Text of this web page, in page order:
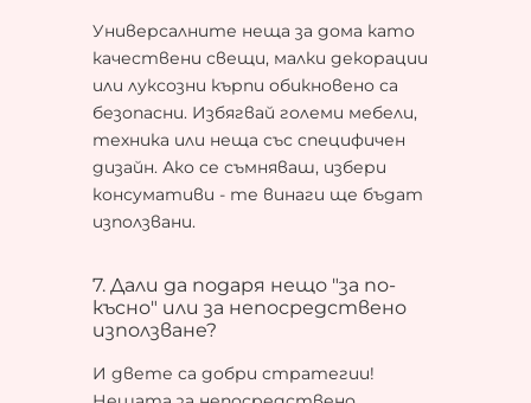
Универсалните неща за дома като
качествени свещи, малки декорации
или луксозни кърпи обикновено са
безопасни. Избягвай големи мебели,
техника или неща със специфичен
дизайн. Ако се съмняваш, избери
консумативи - те винаги ще бъдат
използвани.
7. Дали да подаря нещо "за по-
късно" или за непосредствено
използване?
И двете са добри стратегии!